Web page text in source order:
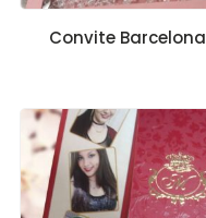
Convite Barcelona